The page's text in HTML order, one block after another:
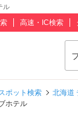
ル
高速・IC検索
ポット検索 北海道
ホテル